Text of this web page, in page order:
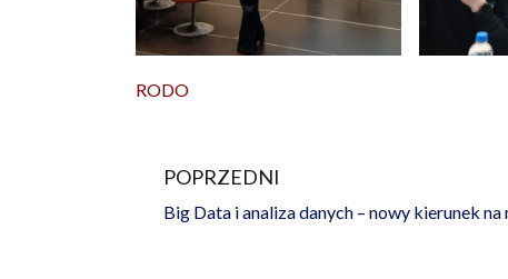
RODO
Prev
POPRZEDNI